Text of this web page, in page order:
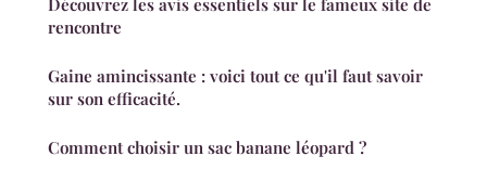
Découvrez les avis essentiels sur le fameux site de
rencontre
Gaine amincissante : voici tout ce qu'il faut savoir
sur son efficacité.
Comment choisir un sac banane léopard ?